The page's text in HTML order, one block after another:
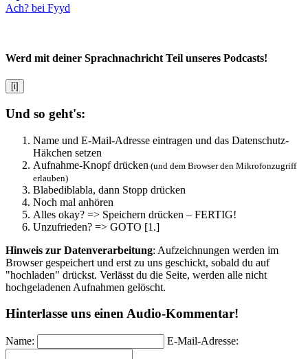
Ach? bei Fyyd
Werd mit deiner Sprachnachricht Teil unseres Podcasts!
[i]
Und so geht's:
Name und E-Mail-Adresse eintragen und das Datenschutz-
Häkchen setzen
Aufnahme-Knopf drücken (und dem Browser den Mikrofonzugriff
erlauben)
Blabediblabla, dann Stopp drücken
Noch mal anhören
Alles okay? => Speichern drücken – FERTIG!
Unzufrieden? => GOTO [1.]
Hinweis zur Datenverarbeitung: Aufzeichnungen werden im
Browser gespeichert und erst zu uns geschickt, sobald du auf
"hochladen" drückst. Verlässt du die Seite, werden alle nicht
hochgeladenen Aufnahmen gelöscht.
Hinterlasse uns einen Audio-Kommentar!
Name: E-Mail-Adresse: